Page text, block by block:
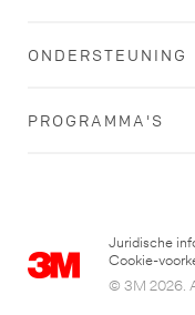
ONDERSTEUNING
PROGRAMMA'S
Juridische
Cookie-
© 3M 2026.